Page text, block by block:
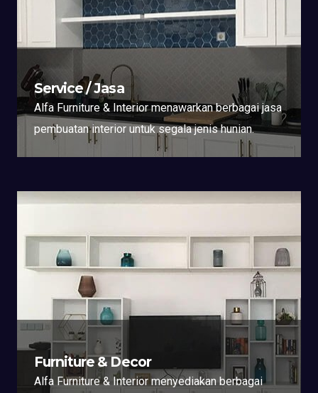
Service / Jasa
Alfa Furniture & Interior menawarkan berbagai jasa
pembuatan interior untuk segala jenis hunian.
Furniture & Decor
Alfa Furniture & Interior menyediakan berbagai